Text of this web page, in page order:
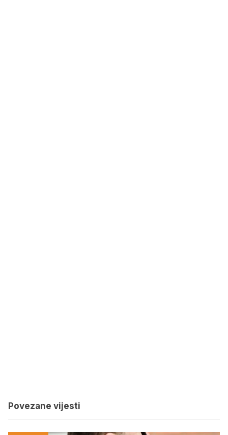
Povezane vijesti